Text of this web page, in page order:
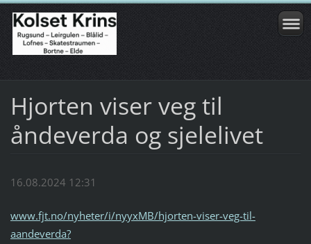
Hjorten viser veg til
åndeverda og sjelelivet
16.08.2024 12:31
www.fjt.no/nyheter/i/nyyxMB/hjorten-viser-veg-til-
aandeverda?